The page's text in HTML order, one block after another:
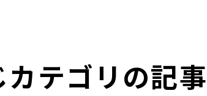
カテゴリの記事